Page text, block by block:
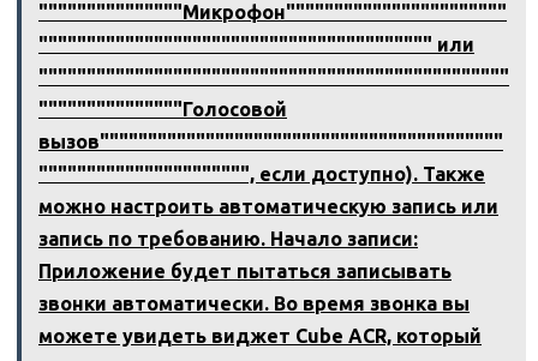
"""""""""""""""Микрофон"""""""""""""""""""""""
""""""""""""""""""""""""""""""""""""""""" или
"""""""""""""""""""""""""""""""""""""""""""""""""
"""""""""""""""Голосовой
вызов""""""""""""""""""""""""""""""""""""""""""
"""""""""""""""""""""", если доступно). Также
можно настроить автоматическую запись или
запись по требованию. Начало записи:
Приложение будет пытаться записывать
звонки автоматически. Во время звонка вы
можете увидеть виджет Cube ACR, который